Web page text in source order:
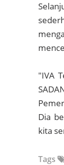
"IVA
Dia
kita
Tags